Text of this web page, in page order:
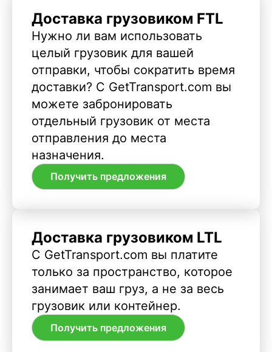
Доставка грузовиком FTL
Нужно ли вам использовать
целый грузовик для вашей
отправки, чтобы сократить время
доставки? С GetTransport.com вы
можете забронировать
отдельный грузовик от места
отправления до места
назначения.
Получить предложения
Доставка грузовиком LTL
С GetTransport.com вы платите
только за пространство, которое
занимает ваш груз, а не за весь
грузовик или контейнер.
Получить предложения